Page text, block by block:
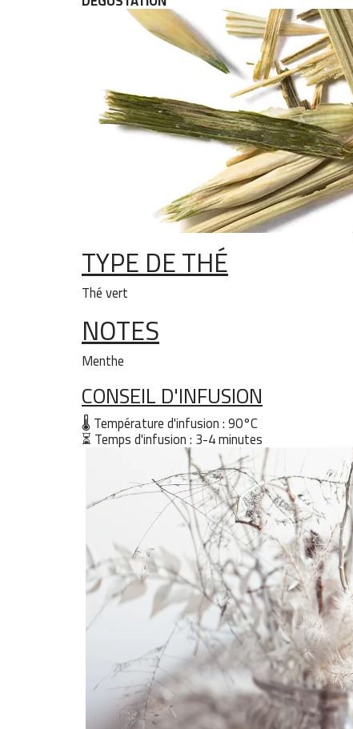
TYPE DE THÉ
Thé vert
NOTES
Menthe
CONSEIL D'INFUSION
🌡 Température d'infusion : 90°C
⏳ Temps d'infusion : 3-4 minutes